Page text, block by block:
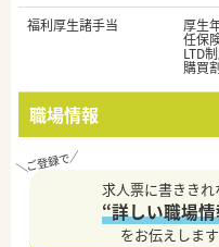
福利厚生諸手当
厚生
任保
LTD
購買
職場情報
求人票に書ききれ
“詳しい職場
をお伝えします